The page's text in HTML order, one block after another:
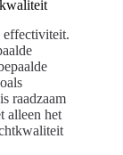
effectiviteit.
raadzaam
alleen het